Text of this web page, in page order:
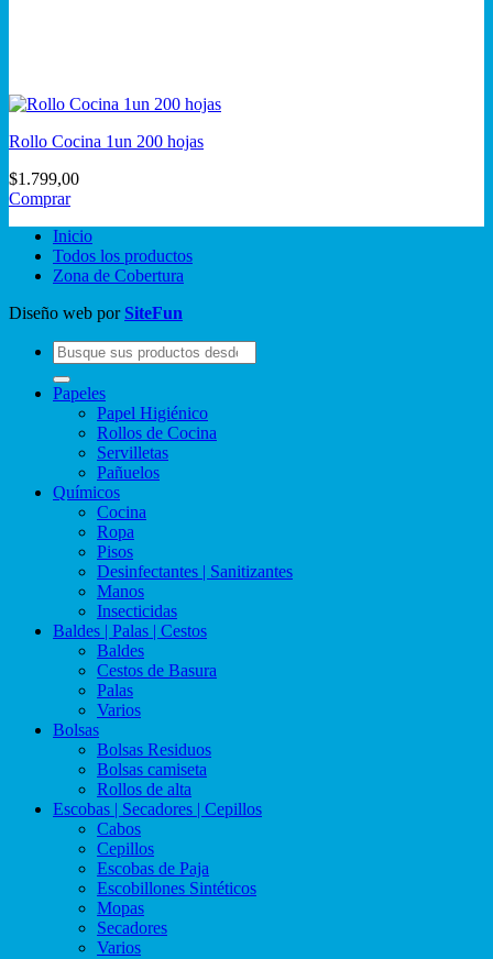
Rollo Cocina 1un 200 hojas
$1.799,00
Comprar
Inicio
Todos los productos
Zona de Cobertura
Diseño web porSiteFun
Buscar
por:
Papeles
Papel Higiénico
Rollos de Cocina
Servilletas
Pañuelos
Químicos
Cocina
Ropa
Pisos
Desinfectantes | Sanitizantes
Manos
Insecticidas
Baldes | Palas | Cestos
Baldes
Cestos de Basura
Palas
Varios
Bolsas
Bolsas Residuos
Bolsas camiseta
Rollos de alta
Escobas | Secadores | Cepillos
Cabos
Cepillos
Escobas de Paja
Escobillones Sintéticos
Mopas
Secadores
Varios